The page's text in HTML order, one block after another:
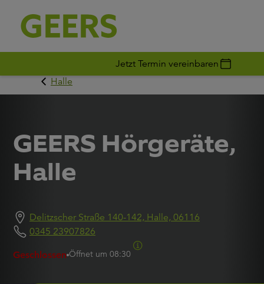
Jetzt Termin vereinbaren
Halle
GEERS Hörgeräte,
Halle
Delitzscher Straße 140-142, Halle, 06116
0345 23907826
Geschlossen Öffnet um 08:30